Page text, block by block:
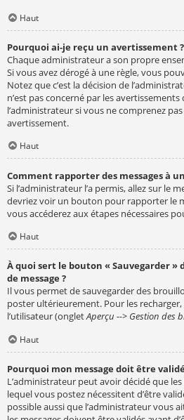
Haut
Pourquoi ai-je reçu un avertissement ?
Chaque administrateur a son propre
Si vous avez dérogé à une règle, vous
Notez que c’est la décision de
n’est pas concerné par les
l’administrateur si vous ne comprenez
avertissement.
Haut
Comment rapporter des messages à
Si l’administrateur l’a permis, allez sur le
devriez voir un bouton pour rapporter le
vous accéderez aux étapes nécessaires
Haut
À quoi sert le bouton « Sauvegarder »
de message ?
Il vous permet de sauvegarder des
poster ultérieurement. Pour les
l’utilisateur (ongletAperçu --> Gestion des
Haut
Pourquoi mon message doit être
L’administrateur peut avoir décidé que
lequel vous postez nécessitent d’être
possible aussi que l’administrateur vous